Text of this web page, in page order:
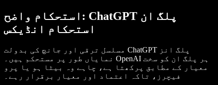
استحکام واضح: ChatGPT پلگ ان
استحکام انڈیکس
مسلسل ترقی اور جانچ کی بدولت ChatGPT پلگ انز
نمایاں طور پر مستحکم ہیں۔ OpenAI ہر پلگ ان کو سخت
معیار کے مطابق پرکھتا ہے، چاہے وہ بیٹا ہو یا پرو
فیچرز، تاکہ اعتماد اور معیار برقرار رہے۔